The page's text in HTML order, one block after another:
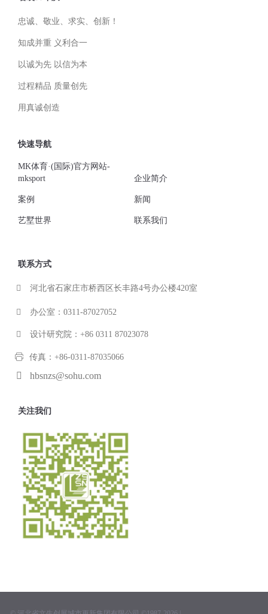
忠诚、敬业、求实、创新！
知成并重 义利合一
以诚为先 以信为本
过程精品 质量创先
用真诚创造
快速导航
MK体育·(国际)官方网站-
mksport
企业简介
案例 新闻
艺墅世界 联系我们
联系方式
河北省石家庄市桥西区长丰路4号办公楼420室
办公室：0311-87027052
设计研究院：+86 0311 87023078
传真：+86-0311-87035066
hbsnzs@sohu.com
关注我们